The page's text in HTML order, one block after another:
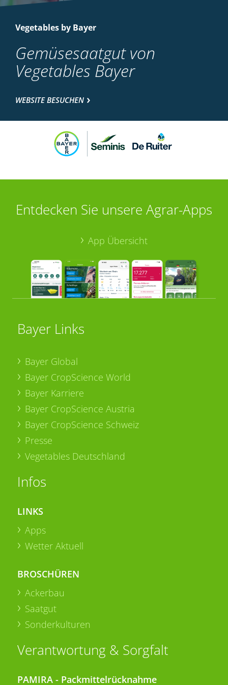
Vegetables by Bayer
Gemüsesaatgut von
Vegetables Bayer
WEBSITE BESUCHEN
Entdecken Sie unsere Agrar-Apps
App Übersicht
Bayer Links
Bayer Global
Bayer CropScience World
Bayer Karriere
Bayer CropScience Austria
Bayer CropScience Schweiz
Presse
Vegetables Deutschland
Infos
LINKS
Apps
Wetter Aktuell
BROSCHÜREN
Ackerbau
Saatgut
Sonderkulturen
Verantwortung & Sorgfalt
PAMIRA - Packmittelrücknahme